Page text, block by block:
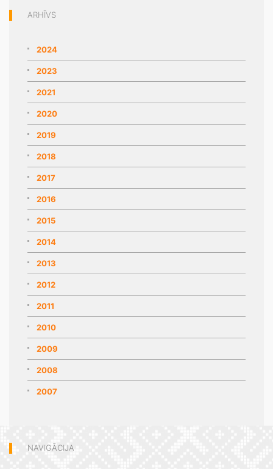
ARHĪVS
2024
2023
2021
2020
2019
2018
2017
2016
2015
2014
2013
2012
2011
2010
2009
2008
2007
NAVIGĀCIJA